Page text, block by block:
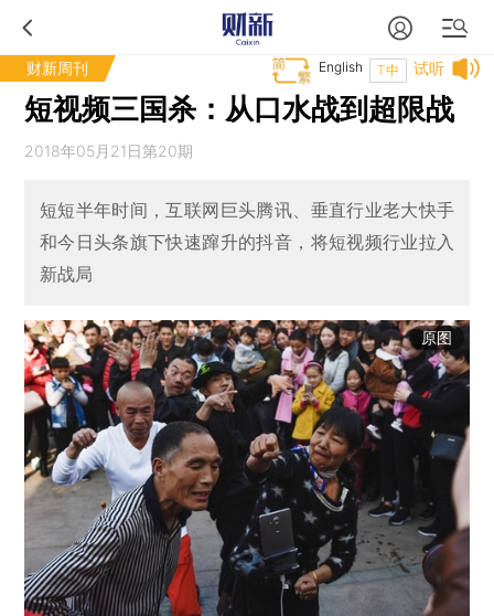
财新周刊 试听
T中
English
短视频三国杀：从口水战到超限战
2018年05月21日第20期
短短半年时间，互联网巨头腾讯、垂直行业老大快手
和今日头条旗下快速蹿升的抖音，将短视频行业拉入
新战局
原图